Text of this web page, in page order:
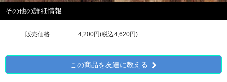
その他の詳細情報
販売価格 4,200円(税込4,620円)
この商品を友達に教える